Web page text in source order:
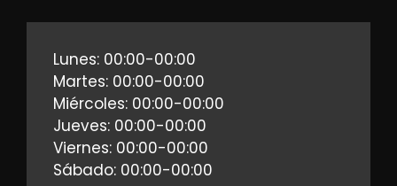
Lunes: 00:00-00:00
Martes: 00:00-00:00
Miércoles: 00:00-00:00
Jueves: 00:00-00:00
Viernes: 00:00-00:00
Sábado: 00:00-00:00